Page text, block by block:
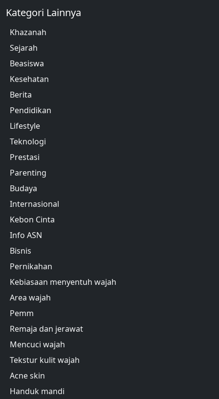
Kategori Lainnya
Khazanah
Sejarah
Beasiswa
Kesehatan
Berita
Pendidikan
Lifestyle
Teknologi
Prestasi
Parenting
Budaya
Internasional
Kebon Cinta
Info ASN
Bisnis
Pernikahan
Kebiasaan menyentuh wajah
Area wajah
Pemm
Remaja dan jerawat
Mencuci wajah
Tekstur kulit wajah
Acne skin
Handuk mandi